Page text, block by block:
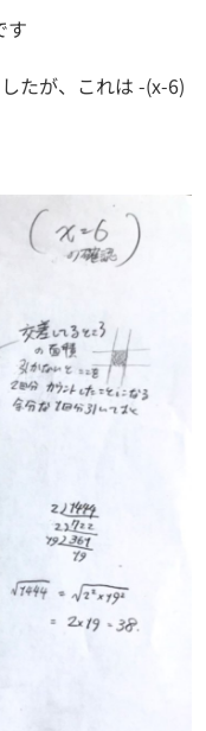
す
たが、これは -(x-6)